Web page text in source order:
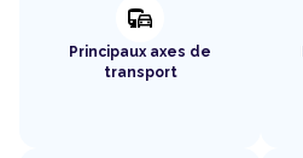
commute
Principaux axes de
transport